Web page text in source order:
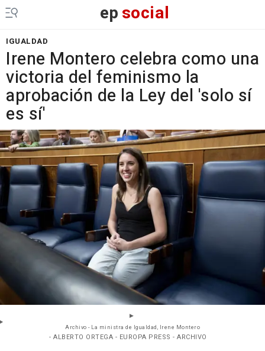
epsocial
IGUALDAD
Irene Montero celebra como una
victoria del feminismo la
aprobación de la Ley del 'solo sí
es sí'
Archivo - La ministra de Igualdad, Irene Montero
- ALBERTO ORTEGA - EUROPA PRESS - ARCHIVO